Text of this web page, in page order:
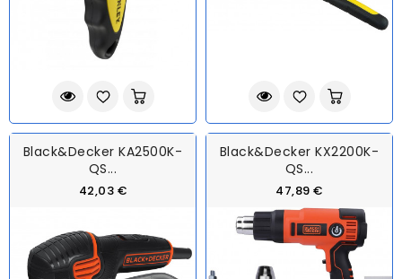
Black&Decker KA2500K-
QS...
42,03 €
Black&Decker KX2200K-
QS...
47,89 €